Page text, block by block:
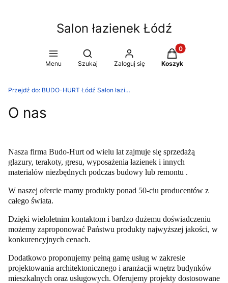
Salon łazienek Łódź
Menu
Otwórz wyszukiwarkę
Szukaj Zaloguj się
Produkty w
Koszyk
Przejdź do: BUDO-HURT Łódź Salon łazienek
O nas
Nasza firma Budo-Hurt od wielu lat zajmuje się sprzedażą
glazury, terakoty, gresu, wyposażenia łazienek i innych
materiałów niezbędnych podczas budowy lub remontu .
W naszej ofercie mamy produkty ponad 50-ciu producentów z
całego świata.
Dzięki wieloletnim kontaktom i bardzo dużemu doświadczeniu
możemy zaproponować Państwu produkty najwyższej jakości, w
konkurencyjnych cenach.
Dodatkowo proponujemy pełną gamę usług w zakresie
projektowania architektonicznego i aranżacji wnętrz budynków
mieszkalnych oraz usługowych. Oferujemy projekty dostosowane